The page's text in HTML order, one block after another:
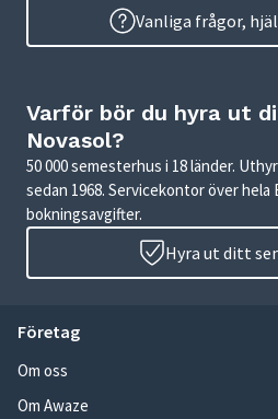
Vanliga frågor,
Varför bör du hyra ut
Novasol?
50 000 semesterhus i 18 länder.
sedan 1968. Servicekontor över hela
bokningsavgifter.
Hyra ut ditt
Företag
Om oss
Om Awaze